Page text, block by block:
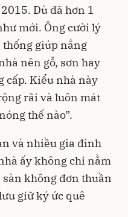
Dù đã hơn 1
mới. Ông cười lý
giúp nắng
nên gỗ, sơn hay
cấp. Kiểu nhà này
rãi và luôn mát
thế nào”.
và nhiều gia đình
ấy không chỉ nằm
sàn không đơn thuần
giữ ký ức quê